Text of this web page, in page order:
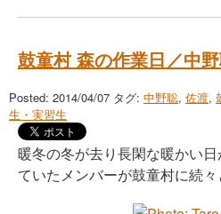
鼓童村 森の作業日／中
Posted: 2014/04/07 タグ: 中野聡, 佐渡,
生・実習生
暖冬の冬が去り長閑な暖かい
ていたメンバーが鼓童村に続々